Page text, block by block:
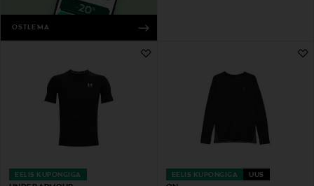
OSTLEMA
EELIS KUPONGIGA EELIS KUPONGIGA UUS